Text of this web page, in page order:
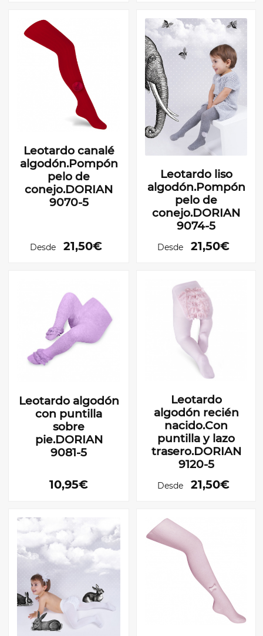
Leotardo canalé
algodón.Pompón
pelo de
conejo.DORIAN
9070-5
Desde 21,50€
Leotardo liso
algodón.Pompón
pelo de
conejo.DORIAN
9074-5
Desde 21,50€
Leotardo algodón
con puntilla
sobre
pie.DORIAN
9081-5
10,95€
Leotardo
algodón recién
nacido.Con
puntilla y lazo
trasero.DORIAN
9120-5
Desde 21,50€